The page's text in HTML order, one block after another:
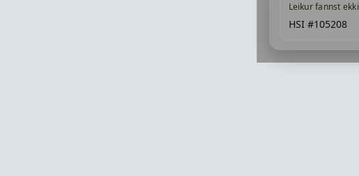
Leikur fannst ekki
HSI #105208